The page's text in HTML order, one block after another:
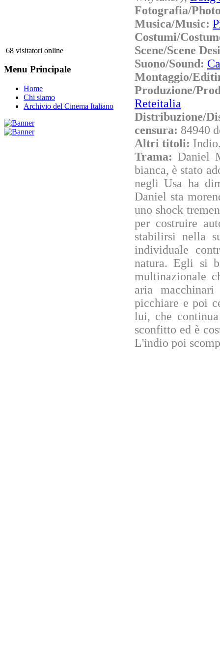
68 visitatori online
Menu Principale
Home
Chi siamo
Archivio del Cinema Italiano
Fotografia/
Musica/Music:
Costumi/
Scene/Scene
Suono/Sound:
Montaggio/
Produzione/
Reteitalia
Distribuzione/
censura: 84940
Altri titoli:
Trama: Daniel
bianca, è stato
negli Usa ha
Daniel sta
uno shock
per costruire
stabilirsi nella
individuale
natura. Egli si
multinazionale
aria
picchiare e poi
lui, che
sconfitto ed è
L'indio poi